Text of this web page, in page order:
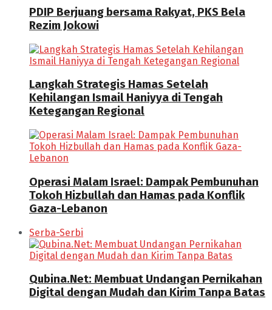
PDIP Berjuang bersama Rakyat, PKS Bela
Rezim Jokowi
Langkah Strategis Hamas Setelah
Kehilangan Ismail Haniyya di Tengah
Ketegangan Regional
Operasi Malam Israel: Dampak Pembunuhan
Tokoh Hizbullah dan Hamas pada Konflik
Gaza-Lebanon
Serba-Serbi
Qubina.Net: Membuat Undangan Pernikahan
Digital dengan Mudah dan Kirim Tanpa Batas